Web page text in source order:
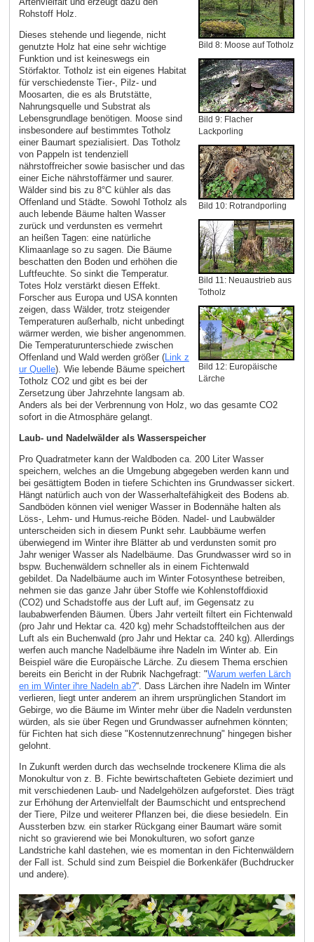
Bild 8: Moose auf Totholz
Bild 9: Flacher
Lackporling
Bild 10: Rotrandporling
Bild 11: Neuaustrieb aus
Totholz
Bild 12: Europäische
Lärche
Rohstoff Holz.
Dieses stehende und liegende, nicht
genutzte Holz hat eine sehr wichtige
Funktion und ist keineswegs ein
Störfaktor. Totholz ist ein eigenes Habitat
für verschiedenste Tier-, Pilz- und
Moosarten, die es als Brutstätte,
Nahrungsquelle und Substrat als
Lebensgrundlage benötigen. Moose sind
insbesondere auf bestimmtes Totholz
einer Baumart spezialisiert. Das Totholz
von Pappeln ist tendenziell
nährstoffreicher sowie basischer und das
einer Eiche nährstoffärmer und saurer.
Wälder sind bis zu 8°C kühler als das
Offenland und Städte. Sowohl Totholz als
auch lebende Bäume halten Wasser
zurück und verdunsten es vermehrt
an heißen Tagen: eine natürliche
Klimaanlage so zu sagen. Die Bäume
beschatten den Boden und erhöhen die
Luftfeuchte. So sinkt die Temperatur.
Totes Holz verstärkt diesen Effekt.
Forscher aus Europa und USA konnten
zeigen, dass Wälder, trotz steigender
Temperaturen außerhalb, nicht unbedingt
wärmer werden, wie bisher angenommen.
Die Temperaturunterschiede zwischen
Offenland und Wald werden größer (Link z
ur Quelle). Wie lebende Bäume speichert
Totholz CO2 und gibt es bei der
Zersetzung über Jahrzehnte langsam ab.
Anders als bei der Verbrennung von Holz, wo das gesamte CO2
sofort in die Atmosphäre gelangt.
Laub- und Nadelwälder als Wasserspeicher
Pro Quadratmeter kann der Waldboden ca. 200 Liter Wasser
speichern, welches an die Umgebung abgegeben werden kann und
bei gesättigtem Boden in tiefere Schichten ins Grundwasser sickert.
Hängt natürlich auch von der Wasserhaltefähigkeit des Bodens ab.
Sandböden können viel weniger Wasser in Bodennähe halten als
Löss-, Lehm- und Humus-reiche Böden. Nadel- und Laubwälder
unterscheiden sich in diesem Punkt sehr. Laubbäume werfen
überwiegend im Winter ihre Blätter ab und verdunsten somit pro
Jahr weniger Wasser als Nadelbäume. Das Grundwasser wird so in
bspw. Buchenwäldern schneller als in einem Fichtenwald
gebildet. Da Nadelbäume auch im Winter Fotosynthese betreiben,
nehmen sie das ganze Jahr über Stoffe wie Kohlenstoffdioxid
(CO2) und Schadstoffe aus der Luft auf, im Gegensatz zu
laubabwerfenden Bäumen. Übers Jahr verteilt filtert ein Fichtenwald
(pro Jahr und Hektar ca. 420 kg) mehr Schadstoffteilchen aus der
Luft als ein Buchenwald (pro Jahr und Hektar ca. 240 kg). Allerdings
werfen auch manche Nadelbäume ihre Nadeln im Winter ab. Ein
Beispiel wäre die Europäische Lärche. Zu diesem Thema erschien
bereits ein Bericht in der Rubrik Nachgefragt: "Warum werfen Lärch
en im Winter ihre Nadeln ab?“. Dass Lärchen ihre Nadeln im Winter
verlieren, liegt unter anderem an ihrem ursprünglichen Standort im
Gebirge, wo die Bäume im Winter mehr über die Nadeln verdunsten
würden, als sie über Regen und Grundwasser aufnehmen könnten;
für Fichten hat sich diese "Kostennutzenrechnung" hingegen bisher
gelohnt.
In Zukunft werden durch das wechselnde trockenere Klima die als
Monokultur von z. B. Fichte bewirtschafteten Gebiete dezimiert und
mit verschiedenen Laub- und Nadelgehölzen aufgeforstet. Dies trägt
zur Erhöhung der Artenvielfalt der Baumschicht und entsprechend
der Tiere, Pilze und weiterer Pflanzen bei, die diese besiedeln. Ein
Aussterben bzw. ein starker Rückgang einer Baumart wäre somit
nicht so gravierend wie bei Monokulturen, wo sofort ganze
Landstriche kahl dastehen, wie es momentan in den Fichtenwäldern
der Fall ist. Schuld sind zum Beispiel die Borkenkäfer (Buchdrucker
und andere).